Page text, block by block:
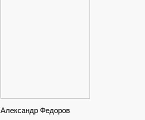
Александр Федоров